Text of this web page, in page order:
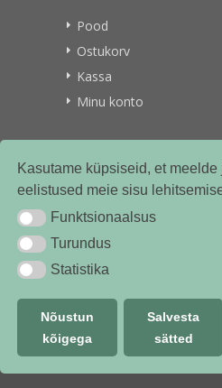
Kasutame küpsiseid, et meelde
eelistused meie sisu
Funktsionaalsus
Funktsionaalsus
TurundusTurundus
StatistikaStatistika
Nõustun
kõigega
Salvesta
sätted
Pood
Ostukorv
Kassa
Minu konto
© vitamiinikuller.ee 2018